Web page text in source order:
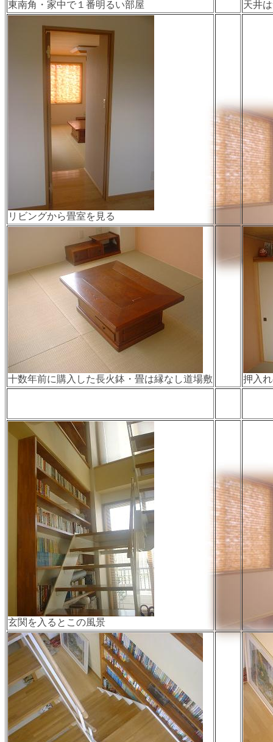
東南角・家中で１番明るい部屋 天井
リビングから畳室を見る
十数年前に購入した長火鉢・畳は縁なし道場敷 押入
玄関を入るとこの風景